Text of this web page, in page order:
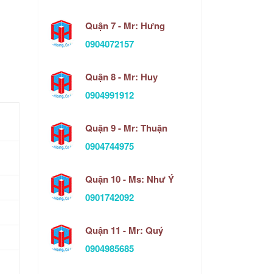
Quận 7 - Mr: Hưng
0904072157
Quận 8 - Mr: Huy
0904991912
Quận 9 - Mr: Thuận
0904744975
Quận 10 - Ms: Như Ý
0901742092
Quận 11 - Mr: Quý
0904985685